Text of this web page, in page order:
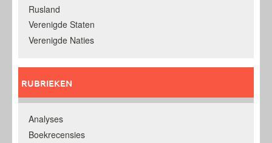
Rusland
Verenigde Staten
Verenigde Naties
RUBRIEKEN
Analyses
Boekrecensies